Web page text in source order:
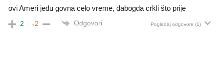
ovi Ameri jedu govna celo vreme, dabogda crkli što prije
2 -2 Odgovori Pogledaj odgovore (1)